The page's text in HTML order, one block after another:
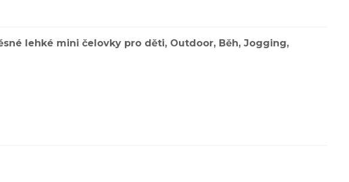
lehké mini čelovky pro děti, Outdoor, Běh, Jogging,